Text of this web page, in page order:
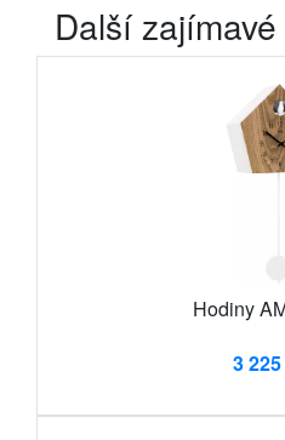
Další
Hodiny
3